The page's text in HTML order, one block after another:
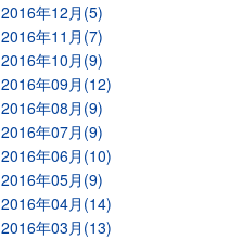
2016年12月(5)
2016年11月(7)
2016年10月(9)
2016年09月(12)
2016年08月(9)
2016年07月(9)
2016年06月(10)
2016年05月(9)
2016年04月(14)
2016年03月(13)